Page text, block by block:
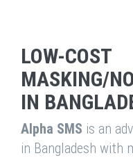
LOW-COST
MASKING/
IN
Alpha SMS is an
in Bangladesh with